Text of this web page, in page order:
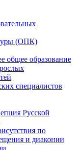
(ОПК)
общее образование
специалистов
Русской
по
и диаконии